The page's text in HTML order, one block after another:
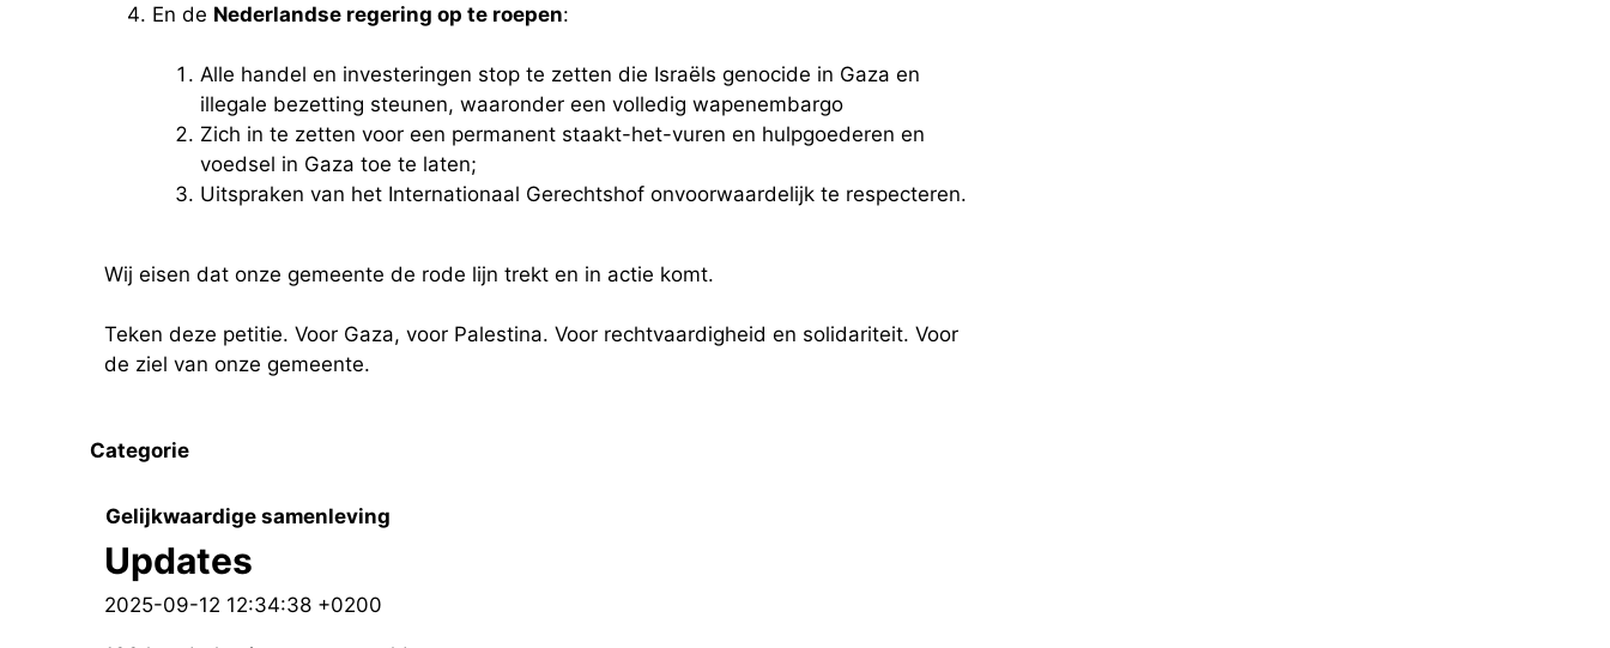
En de Nederlandse regering op te roepen:
Alle handel en investeringen stop te zetten die Israëls genocide in Gaza en
illegale bezetting steunen, waaronder een volledig wapenembargo
Zich in te zetten voor een permanent staakt-het-vuren en hulpgoederen en
voedsel in Gaza toe te laten;
Uitspraken van het Internationaal Gerechtshof onvoorwaardelijk te respecteren.
Wij eisen dat onze gemeente de rode lijn trekt en in actie komt.
Teken deze petitie. Voor Gaza, voor Palestina. Voor rechtvaardigheid en solidariteit. Voor
de ziel van onze gemeente.
Categorie
Gelijkwaardige samenleving
Updates
2025-09-12 12:34:38 +0200